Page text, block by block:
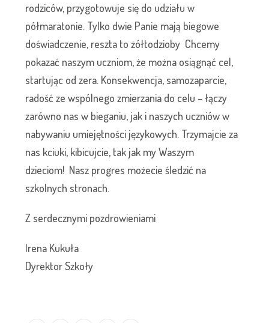
rodziców, przygotowuje się do udziału w
półmaratonie. Tylko dwie Panie mają biegowe
doświadczenie, reszta to żółtodzioby Chcemy
pokazać naszym uczniom, że można osiągnąć cel,
startując od zera. Konsekwencja, samozaparcie,
radość ze wspólnego zmierzania do celu – łączy
zarówno nas w bieganiu, jak i naszych uczniów w
nabywaniu umiejętności językowych. Trzymajcie za
nas kciuki, kibicujcie, tak jak my Waszym
dzieciom! Nasz progres możecie śledzić na
szkolnych stronach.
Z serdecznymi pozdrowieniami
Irena Kukuła
Dyrektor Szkoły